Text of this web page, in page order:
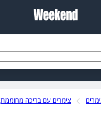
צימרים עם בריכה מחוממת